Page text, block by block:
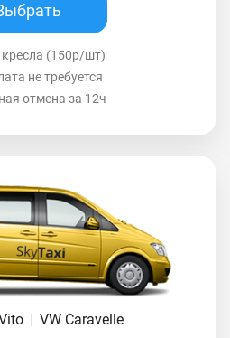
кресла (150р/шт)
не требуется
отмена за 12ч
VW Caravelle